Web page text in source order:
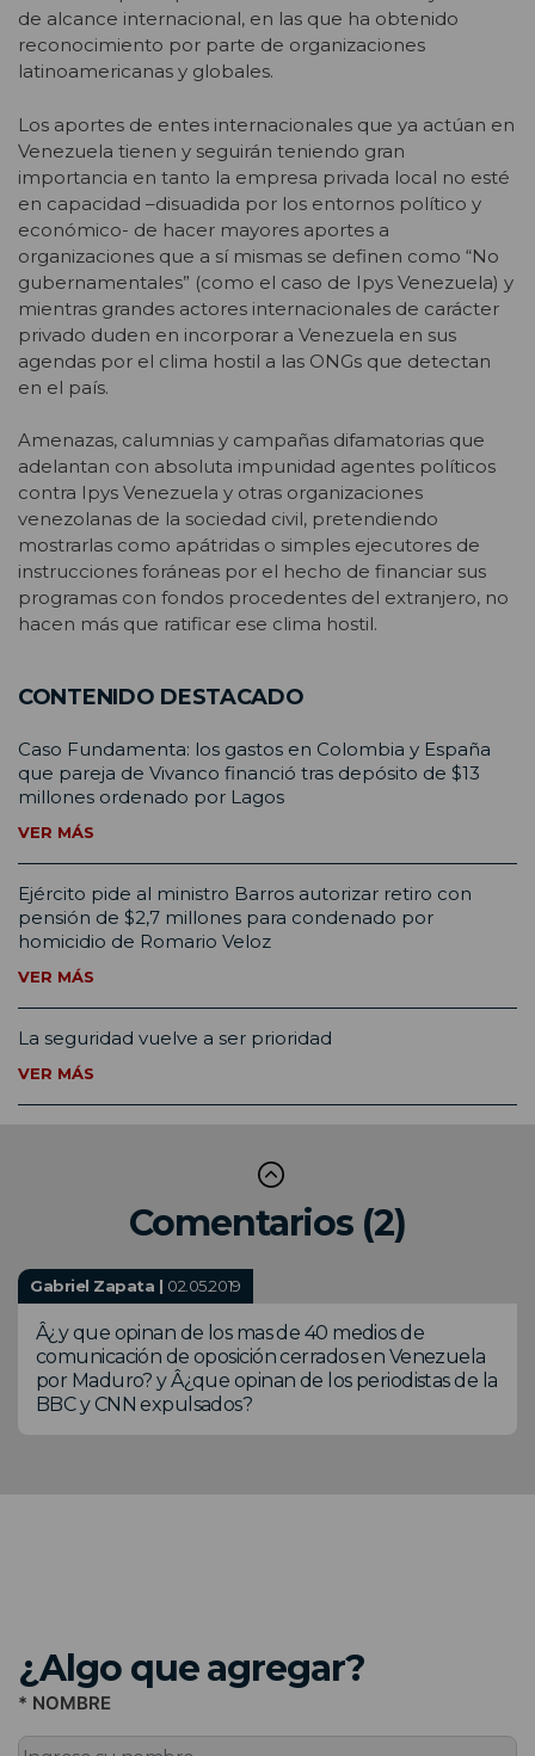
de alcance internacional, en las que ha obtenido
reconocimiento por parte de organizaciones
latinoamericanas y globales.
Los aportes de entes internacionales que ya actúan en
Venezuela tienen y seguirán teniendo gran
importancia en tanto la empresa privada local no esté
en capacidad –disuadida por los entornos político y
económico- de hacer mayores aportes a
organizaciones que a sí mismas se definen como “No
gubernamentales” (como el caso de Ipys Venezuela) y
mientras grandes actores internacionales de carácter
privado duden en incorporar a Venezuela en sus
agendas por el clima hostil a las ONGs que detectan
en el país.
Amenazas, calumnias y campañas difamatorias que
adelantan con absoluta impunidad agentes políticos
contra Ipys Venezuela y otras organizaciones
venezolanas de la sociedad civil, pretendiendo
mostrarlas como apátridas o simples ejecutores de
instrucciones foráneas por el hecho de financiar sus
programas con fondos procedentes del extranjero, no
hacen más que ratificar ese clima hostil.
CONTENIDO DESTACADO
Caso Fundamenta: los gastos en Colombia y España
que pareja de Vivanco financió tras depósito de $13
millones ordenado por Lagos
VER MÁS
Ejército pide al ministro Barros autorizar retiro con
pensión de $2,7 millones para condenado por
homicidio de Romario Veloz
VER MÁS
La seguridad vuelve a ser prioridad
VER MÁS
Comentarios (2)
Gabriel Zapata | 02.05.2019
Â¿y que opinan de los mas de 40 medios de
comunicación de oposición cerrados en Venezuela
por Maduro? y Â¿que opinan de los periodistas de la
BBC y CNN expulsados?
¿Algo que agregar?
* NOMBRE